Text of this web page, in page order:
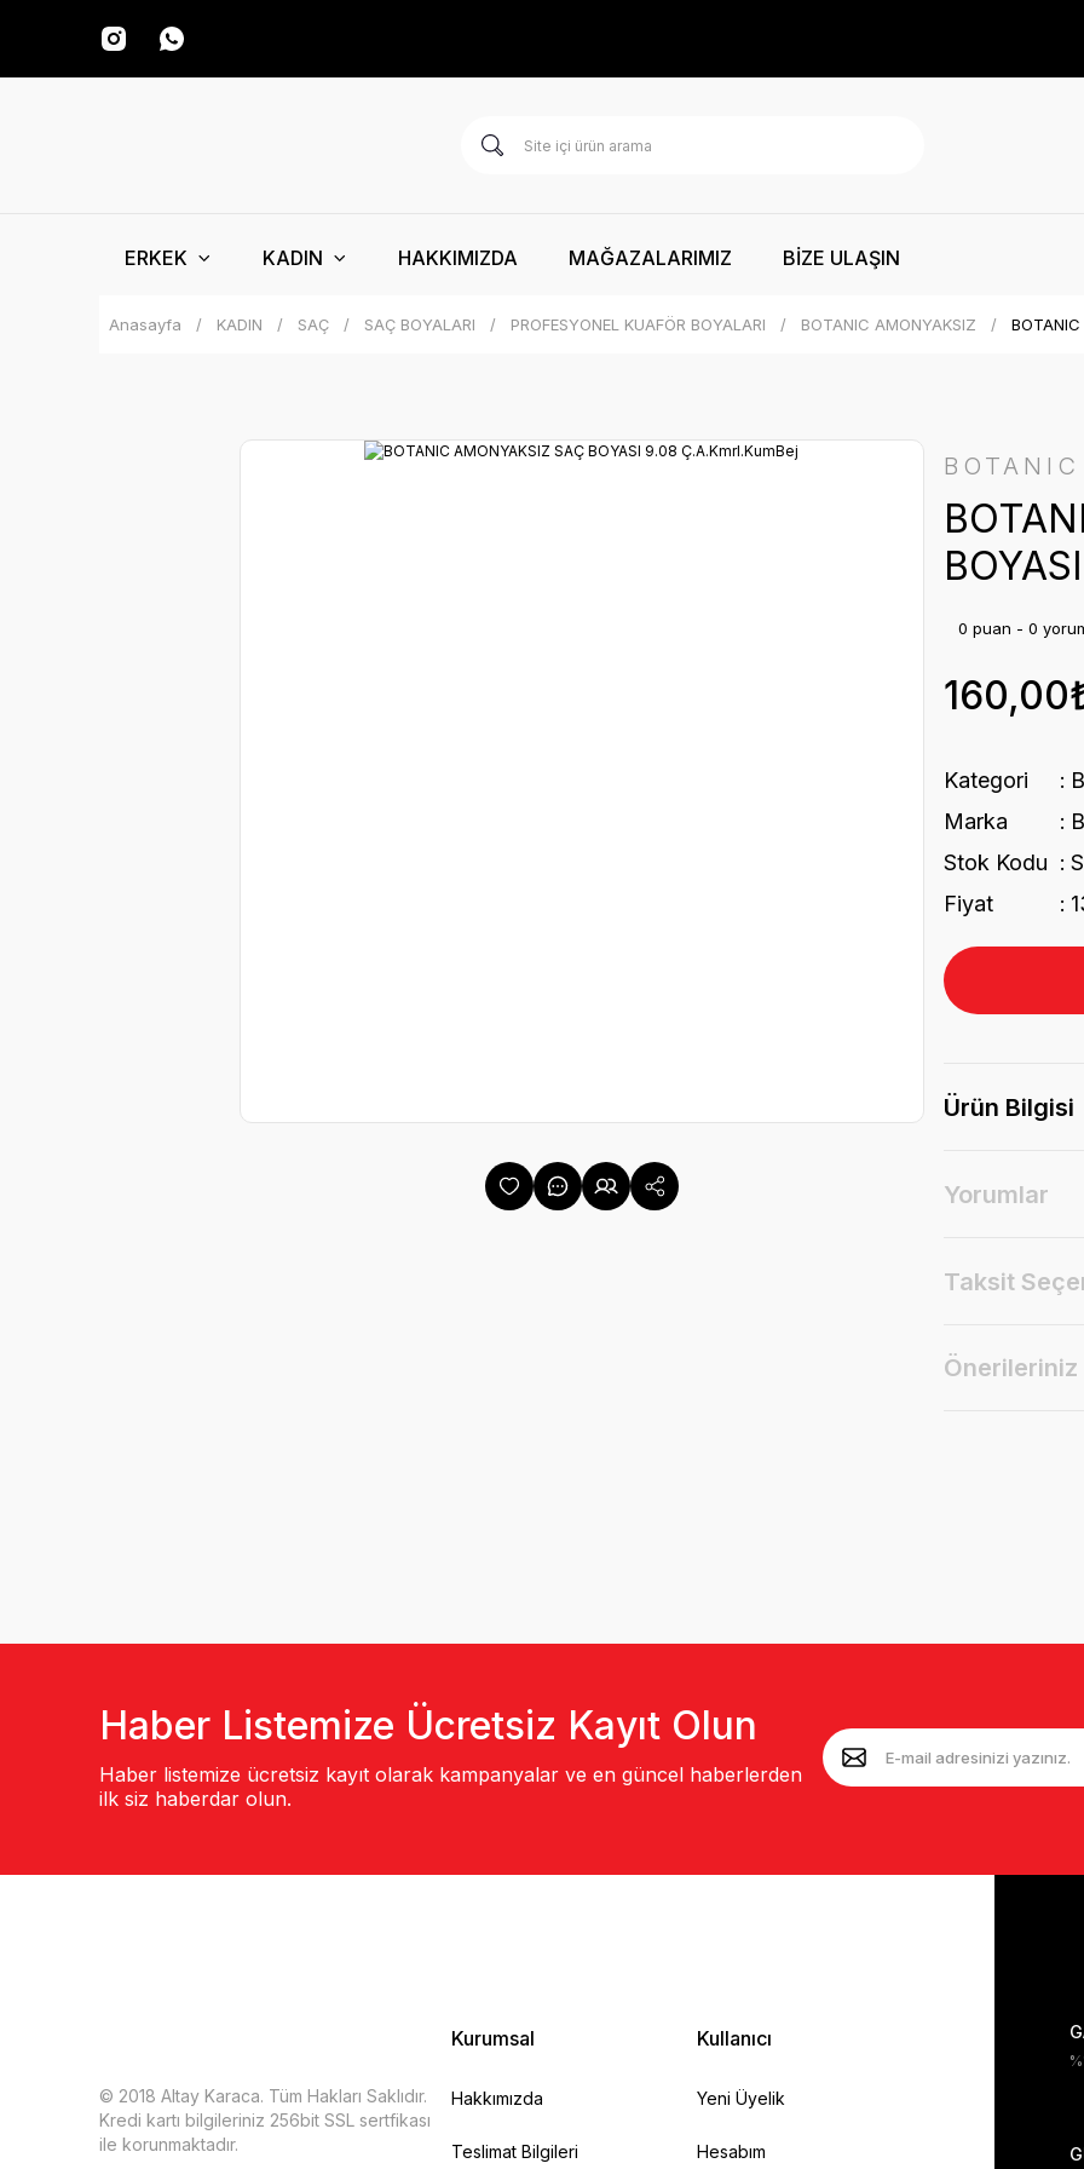
ERKEK KADIN HAKKIMIZDA MAĞAZALARIMIZ BİZE ULAŞIN
Anasayfa KADIN SAÇ SAÇ BOYALARI PROFESYONEL KUAFÖR BOYALARI BOTANIC AMONYAKSIZ
BOTANIC
0 puan - 0
Kategori
Marka
Stok Kodu
Fiyat
Ürün Bilgisi
Yorumlar
Taksit
Önerileriniz
Haber Listemize Ücretsiz Kayıt Olun
Haber listemize ücretsiz kayıt olarak kampanyalar ve en güncel haberlerden
ilk siz haberdar olun.
© 2018 Altay Karaca. Tüm Hakları Saklıdır.
Kredi kartı bilgileriniz 256bit SSL sertfikası
ile korunmaktadır.
Kurumsal
Hakkımızda
Teslimat Bilgileri
Kullanıcı
Yeni Üyelik
Hesabım